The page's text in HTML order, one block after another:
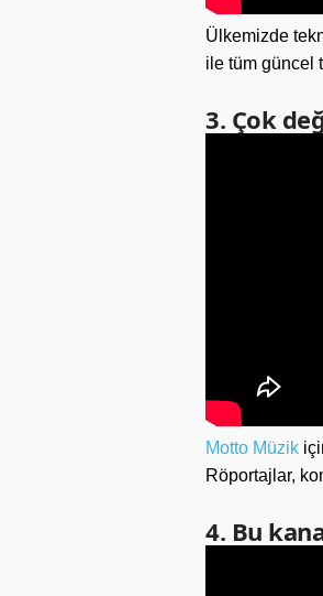
Ülkemizde
ile tüm güncel
3. Çok
Motto Müzik
Röportajlar,
4. Bu